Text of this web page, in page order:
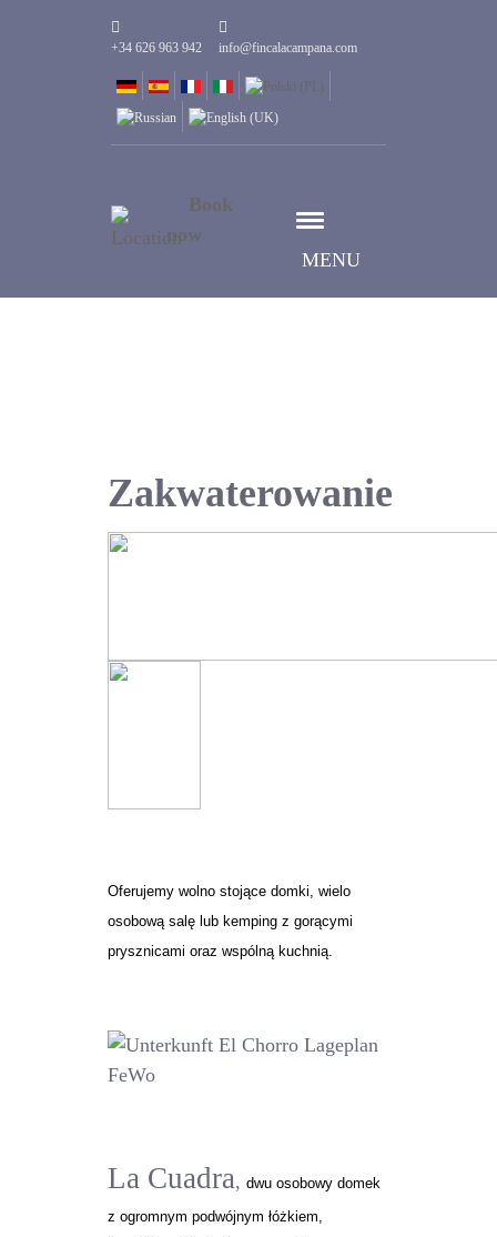
+34 626 963 942 info@fincalacampana.com
MENU
Book
now
Zakwaterowanie
Oferujemy wolno stojące domki, wielo
osobową salę lub kemping z gorącymi
prysznicami oraz wspólną kuchnią.
La Cuadra,dwu osobowy domek
z ogromnym podwójnym łóżkiem,